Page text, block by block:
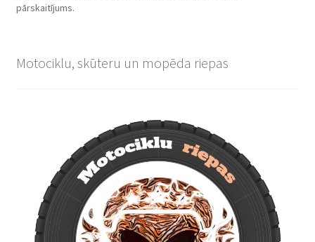
pārskaitījums.
Motociklu, skūteru un mopēda riepas